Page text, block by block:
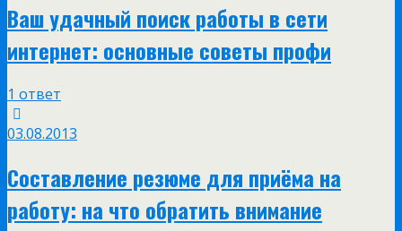
Ваш удачный поиск работы в сети
интернет: основные советы профи
1 ответ
03.08.2013
Составление резюме для приёма на
работу: на что обратить внимание